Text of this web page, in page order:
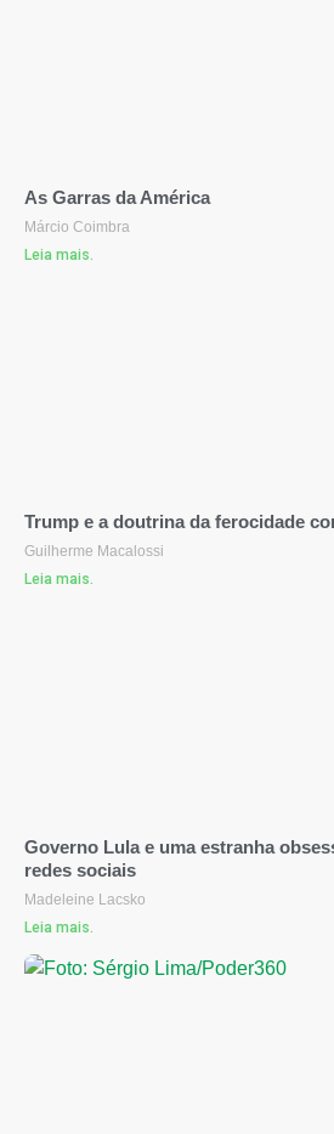
As Garras da América
Márcio Coimbra
Leia mais.
Trump e a doutrina da ferocidade
Guilherme Macalossi
Leia mais.
Governo Lula e uma estranha
redes sociais
Madeleine Lacsko
Leia mais.